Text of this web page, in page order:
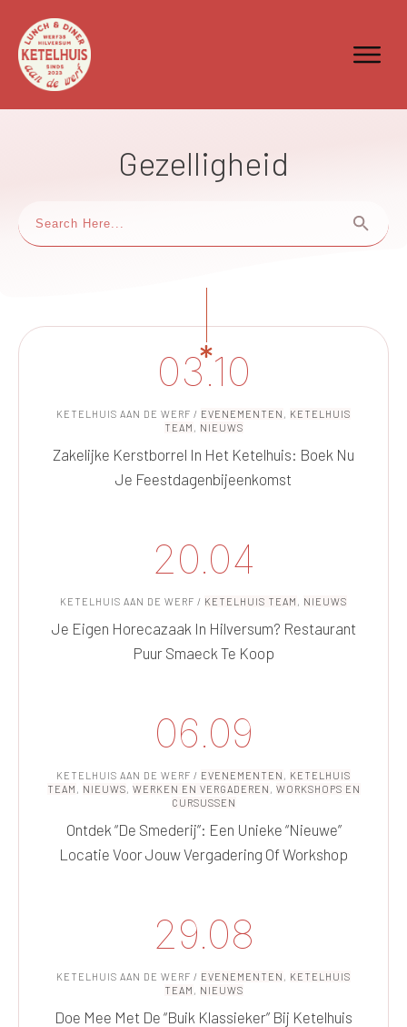
Gezelligheid
03.10
KETELHUIS AAN DE WERF / EVENEMENTEN , KETELHUIS
TEAM , NIEUWS
Zakelijke Kerstborrel In Het Ketelhuis: Boek Nu
Je Feestdagenbijeenkomst
20.04
KETELHUIS AAN DE WERF / KETELHUIS TEAM , NIEUWS
Je Eigen Horecazaak In Hilversum? Restaurant
Puur Smaeck Te Koop
06.09
KETELHUIS AAN DE WERF / EVENEMENTEN , KETELHUIS
TEAM , NIEUWS, WERKEN EN VERGADEREN , WORKSHOPS EN
CURSUSSEN
Ontdek “De Smederij”: Een Unieke “nieuwe”
Locatie Voor Jouw Vergadering Of Workshop
29.08
KETELHUIS AAN DE WERF / EVENEMENTEN , KETELHUIS
TEAM , NIEUWS
Doe Mee Met De “Buik Klassieker” Bij Ketelhuis